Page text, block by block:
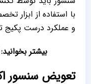
با استفاده از ابزار
و عملکرد درست
بیشتر
تعویض سنسور